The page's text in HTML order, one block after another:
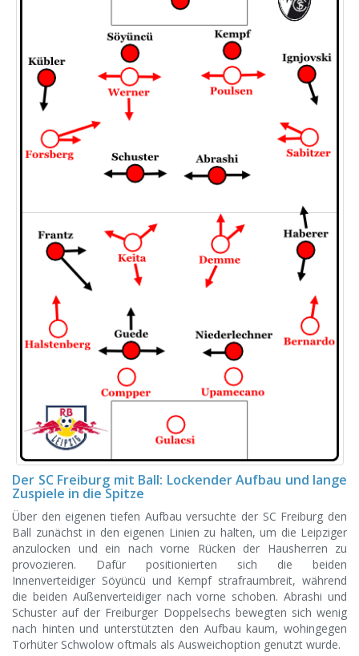
Der SC Freiburg mit Ball: Lockender Aufbau und lange
Zuspiele in die Spitze
Über den eigenen tiefen Aufbau versuchte der SC Freiburg den
Ball zunächst in den eigenen Linien zu halten, um die Leipziger
anzulocken und ein nach vorne Rücken der Hausherren zu
provozieren. Dafür positionierten sich die beiden
Innenverteidiger Söyüncü und Kempf strafraumbreit, während
die beiden Außenverteidiger nach vorne schoben. Abrashi und
Schuster auf der Freiburger Doppelsechs bewegten sich wenig
nach hinten und unterstützten den Aufbau kaum, wohingegen
Torhüter Schwolow oftmals als Ausweichoption genutzt wurde.